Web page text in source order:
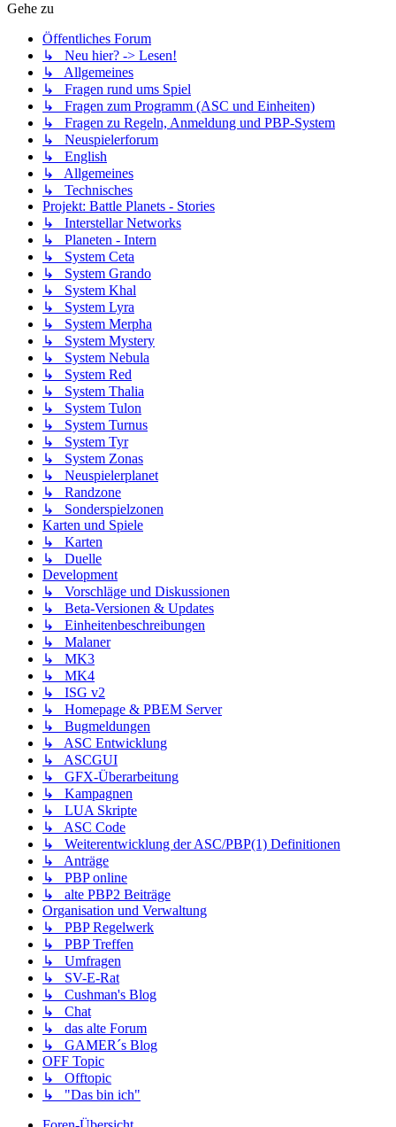
Gehe zu
Öffentliches Forum
↳ Neu hier? -> Lesen!
↳ Allgemeines
↳ Fragen rund ums Spiel
↳ Fragen zum Programm (ASC und Einheiten)
↳ Fragen zu Regeln, Anmeldung und PBP-System
↳ Neuspielerforum
↳ English
↳ Allgemeines
↳ Technisches
Projekt: Battle Planets - Stories
↳ Interstellar Networks
↳ Planeten - Intern
↳ System Ceta
↳ System Grando
↳ System Khal
↳ System Lyra
↳ System Merpha
↳ System Mystery
↳ System Nebula
↳ System Red
↳ System Thalia
↳ System Tulon
↳ System Turnus
↳ System Tyr
↳ System Zonas
↳ Neuspielerplanet
↳ Randzone
↳ Sonderspielzonen
Karten und Spiele
↳ Karten
↳ Duelle
Development
↳ Vorschläge und Diskussionen
↳ Beta-Versionen & Updates
↳ Einheitenbeschreibungen
↳ Malaner
↳ MK3
↳ MK4
↳ ISG v2
↳ Homepage & PBEM Server
↳ Bugmeldungen
↳ ASC Entwicklung
↳ ASCGUI
↳ GFX-Überarbeitung
↳ Kampagnen
↳ LUA Skripte
↳ ASC Code
↳ Weiterentwicklung der ASC/PBP(1) Definitionen
↳ Anträge
↳ PBP online
↳ alte PBP2 Beiträge
Organisation und Verwaltung
↳ PBP Regelwerk
↳ PBP Treffen
↳ Umfragen
↳ SV-E-Rat
↳ Cushman's Blog
↳ Chat
↳ das alte Forum
↳ GAMER´s Blog
OFF Topic
↳ Offtopic
↳ "Das bin ich"